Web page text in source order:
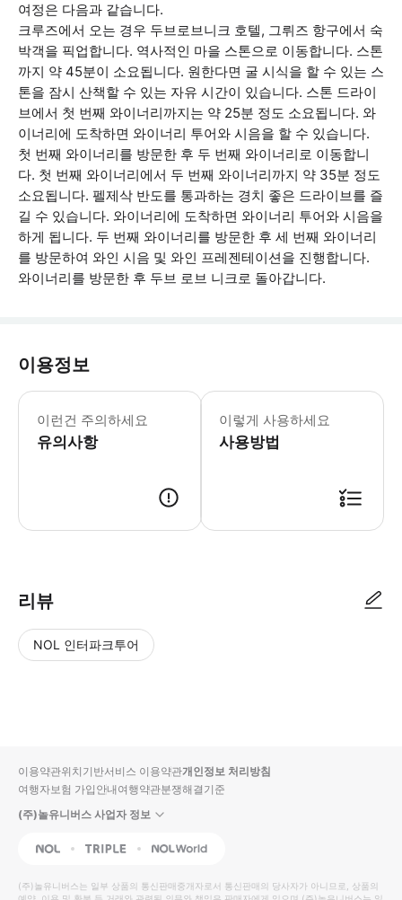
여정은 다음과 같습니다.
크루즈에서 오는 경우 두브로브니크 호텔, 그뤼즈 항구에서 숙
박객을 픽업합니다. 역사적인 마을 스톤으로 이동합니다. 스톤
까지 약 45분이 소요됩니다. 원한다면 굴 시식을 할 수 있는 스
톤을 잠시 산책할 수 있는 자유 시간이 있습니다. 스톤 드라이
브에서 첫 번째 와이너리까지는 약 25분 정도 소요됩니다. 와
이너리에 도착하면 와이너리 투어와 시음을 할 수 있습니다.
첫 번째 와이너리를 방문한 후 두 번째 와이너리로 이동합니
다. 첫 번째 와이너리에서 두 번째 와이너리까지 약 35분 정도
소요됩니다. 펠제삭 반도를 통과하는 경치 좋은 드라이브를 즐
길 수 있습니다. 와이너리에 도착하면 와이너리 투어와 시음을
하게 됩니다. 두 번째 와이너리를 방문한 후 세 번째 와이너리
를 방문하여 와인 시음 및 와인 프레젠테이션을 진행합니다.
와이너리를 방문한 후 두브 로브 니크로 돌아갑니다.
이용정보
이런건 주의하세요
유의사항
* 소요시간 : 300분 (옵션에 따라 소
이렇게 사용하세요
사용방법
리뷰
NOL 인터파크투어
입니
다.
높
동
순
상
이용약관위치기반서비스 이용약관개인정보 처리방침
여행자보험 가입안내여행약관분쟁해결기준
(주)놀유니버스 사업자 정보
NOL Triple Interpark Global
(주)놀유니버스는 일부 상품의 통신판매중개자로서 통신판매의 당사자가 아니므로, 상품의